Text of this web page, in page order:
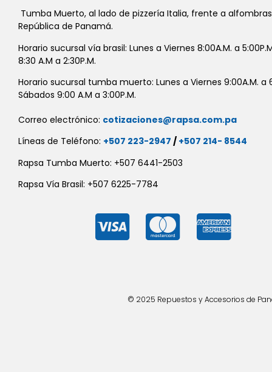
Tumba Muerto, al lado de pizzería Italia, frente a
República de Panamá.
Horario sucursal vía brasil: Lunes a Viernes 8:00A.M. a
8:30 A.M a 2:30P.M.
Horario sucursal tumba muerto: Lunes a Viernes 9:00A.M. a
Sábados 9:00 A.M a 3:00P.M.
Correo electrónico: cotizaciones@rapsa.com.pa
Líneas de Teléfono: +507 223-2947 / +507 214- 8544
Rapsa Tumba Muerto: +507 6441-2503
Rapsa Vía Brasil: +507 6225-7784
© 2025 Repuestos y Accesorios de